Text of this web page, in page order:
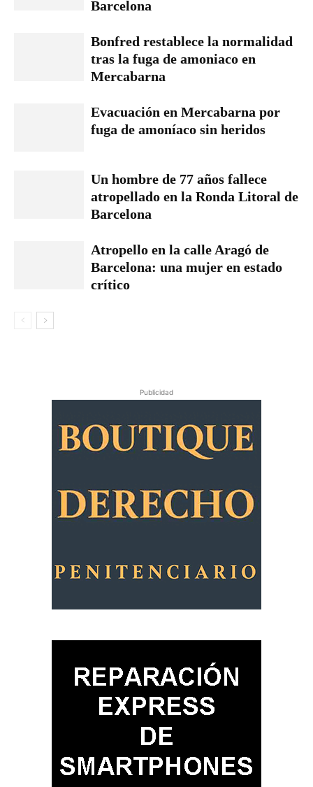
Barcelona
Bonfred restablece la normalidad
tras la fuga de amoniaco en
Mercabarna
Evacuación en Mercabarna por
fuga de amoníaco sin heridos
Un hombre de 77 años fallece
atropellado en la Ronda Litoral de
Barcelona
Atropello en la calle Aragó de
Barcelona: una mujer en estado
crítico
Publicidad